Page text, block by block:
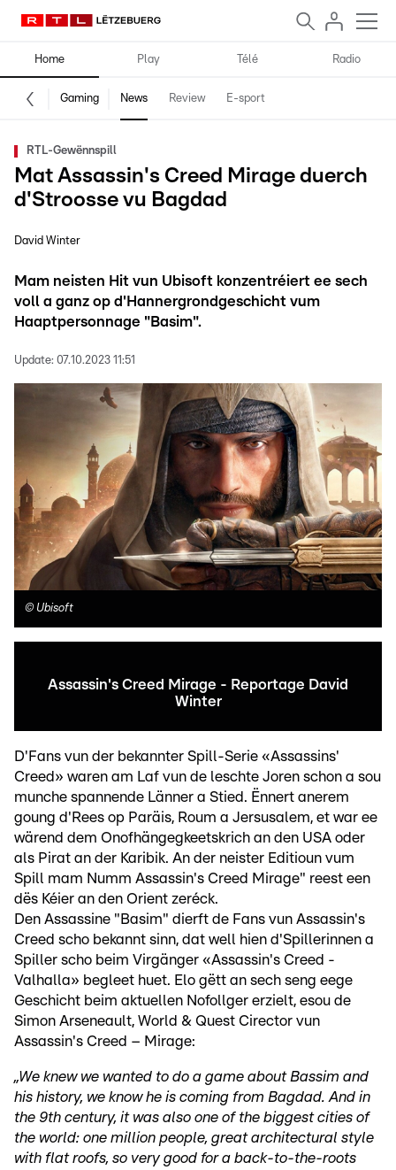
Home Play Télé Radio
Gaming News Review E-sport
RTL-Gewënnspill
Mat Assassin's Creed Mirage duerch
d'Stroosse vu Bagdad
David Winter
Mam neisten Hit vun Ubisoft konzentréiert ee sech
voll a ganz op d'Hannergrondgeschicht vum
Haaptpersonnage "Basim".
Update: 07.10.2023 11:51
© Ubisoft
Assassin's Creed Mirage - Reportage David
Winter
D'Fans vun der bekannter Spill-Serie «Assassins'
Creed» waren am Laf vun de leschte Joren schon a sou
munche spannende Länner a Stied. Ënnert anerem
goung d'Rees op Paräis, Roum a Jersusalem, et war ee
wärend dem Onofhängegkeetskrich an den USA oder
als Pirat an der Karibik. An der neister Editioun vum
Spill mam Numm Assassin's Creed Mirage" reest een
dës Kéier an den Orient zeréck.
Den Assassine "Basim" dierft de Fans vun Assassin's
Creed scho bekannt sinn, dat well hien d'Spillerinnen a
Spiller scho beim Virgänger «Assassin's Creed -
Valhalla» begleet huet. Elo gëtt an sech seng eege
Geschicht beim aktuellen Nofollger erzielt, esou de
Simon Arseneault, World & Quest Cirector vun
Assassin's Creed – Mirage:
„We knew we wanted to do a game about Bassim and
his history, we know he is coming from Bagdad. And in
the 9th century, it was also one of the biggest cities of
the world: one million people, great architectural style
with flat roofs, so very good for a back-to-the-roots